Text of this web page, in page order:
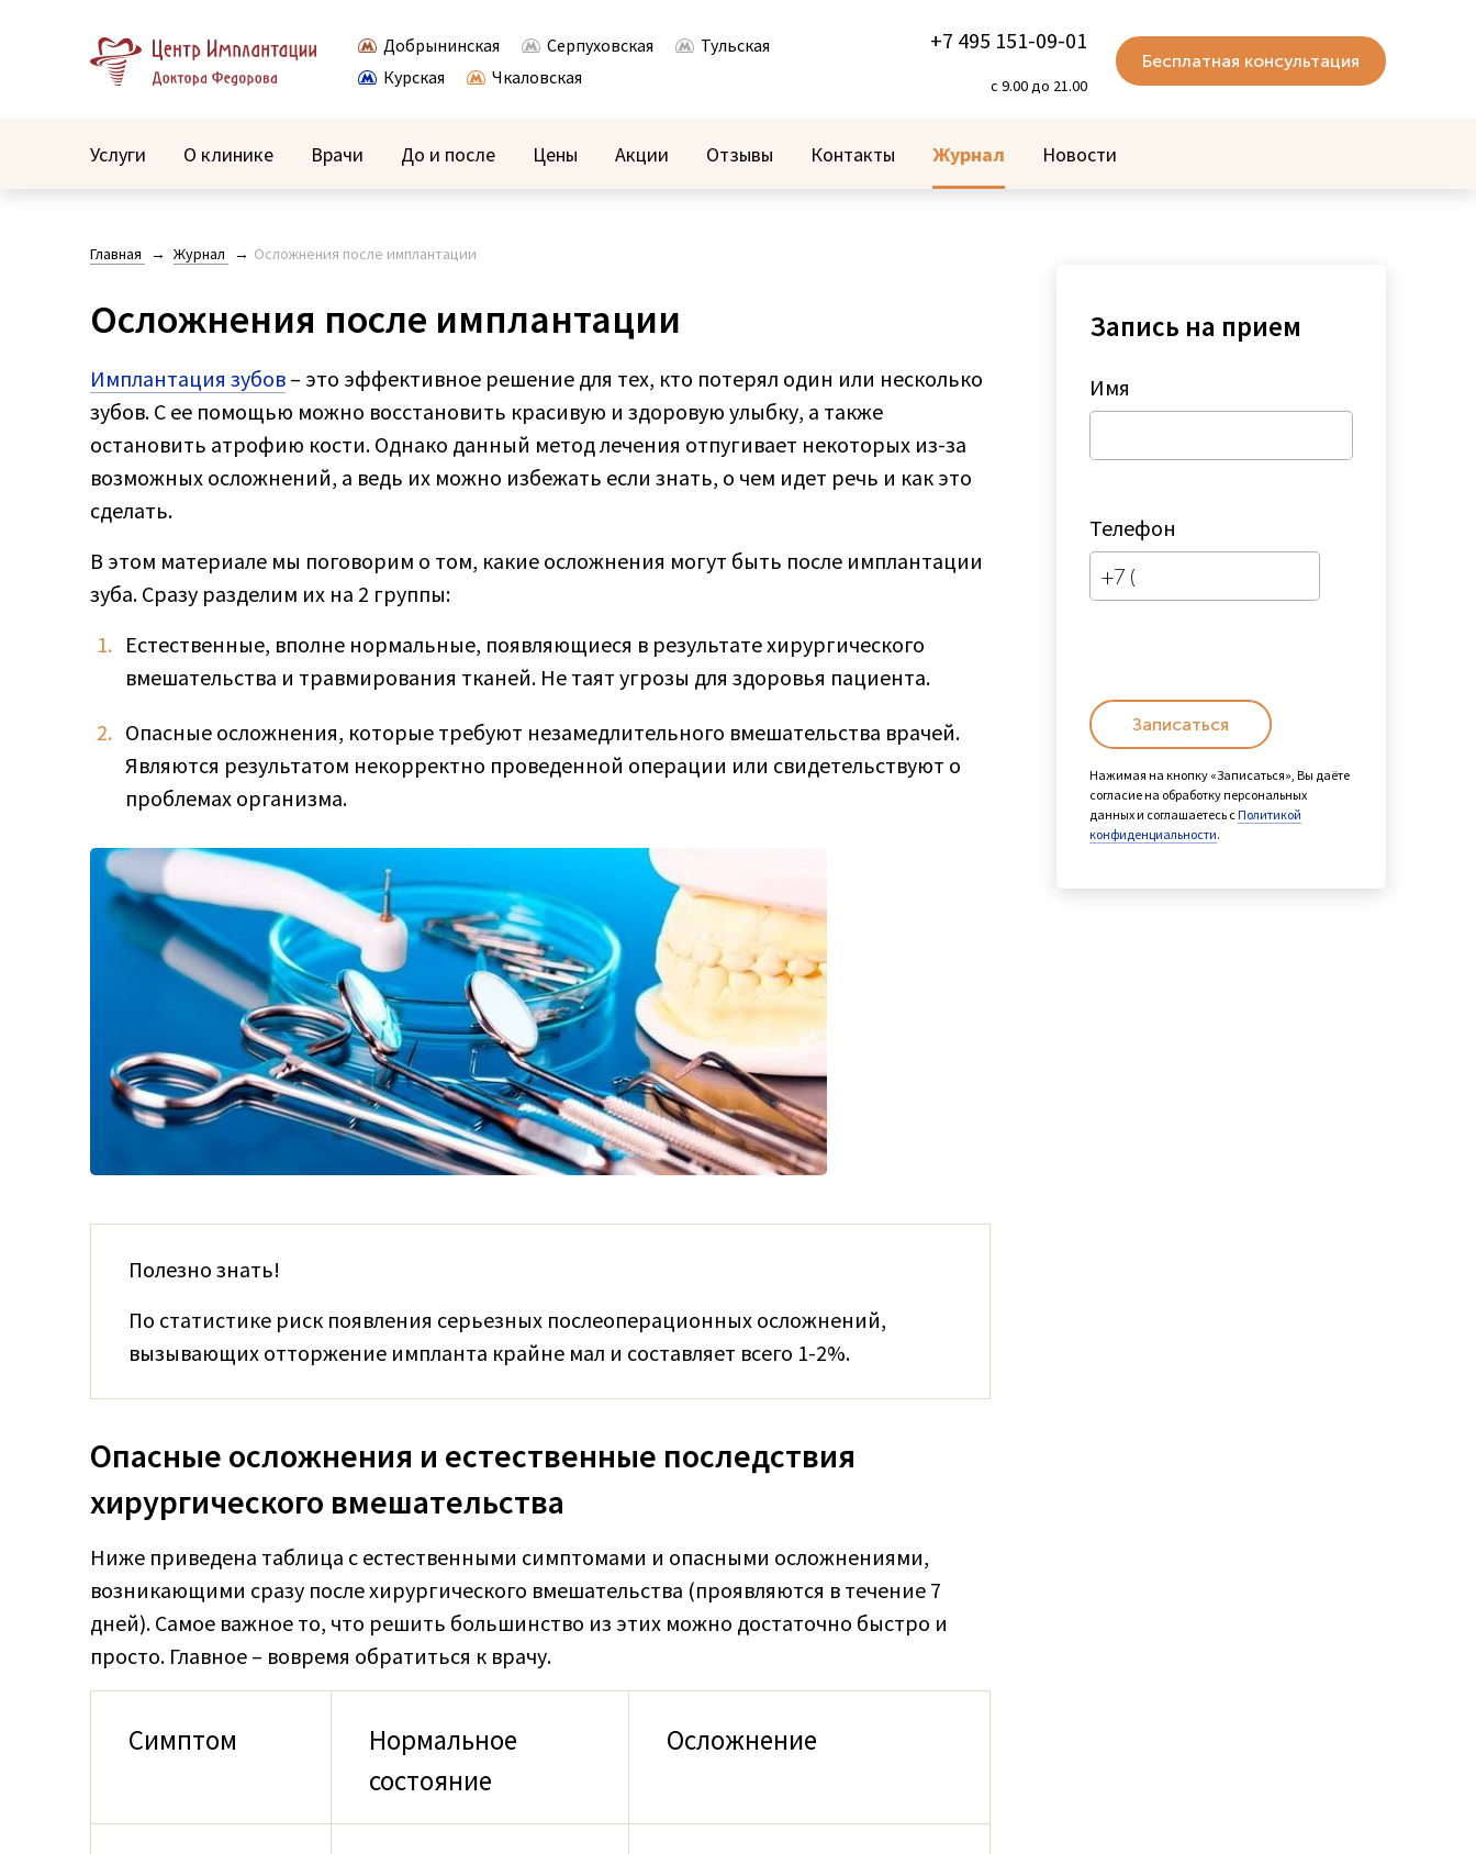
Добрынинская Серпуховская
Тульская
Курская
Чкаловская
+7 495 151-09-01
с 9.00 до 21.00
Бесплатная консультация
Услуги О клинике Врачи До и после Цены Акции Отзывы Контакты Журнал Новости
Главная Журнал Осложнения после имплантации
Осложнения после имплантации
Имплантация зубов – это эффективное решение для тех, кто потерял один или несколько
зубов. С ее помощью можно восстановить красивую и здоровую улыбку, а также
остановить атрофию кости. Однако данный метод лечения отпугивает некоторых из-за
возможных осложнений, а ведь их можно избежать если знать, о чем идет речь и как это
сделать.
В этом материале мы поговорим о том, какие осложнения могут быть после имплантации
зуба. Сразу разделим их на 2 группы:
Естественные, вполне нормальные, появляющиеся в результате хирургического
вмешательства и травмирования тканей. Не таят угрозы для здоровья пациента.
Опасные осложнения, которые требуют незамедлительного вмешательства врачей.
Являются результатом некорректно проведенной операции или свидетельствуют о
проблемах организма.
Полезно знать!
По статистике риск появления серьезных послеоперационных осложнений,
вызывающих отторжение импланта крайне мал и составляет всего 1-2%.
Опасные осложнения и естественные последствия
хирургического вмешательства
Ниже приведена таблица с естественными симптомами и опасными осложнениями,
возникающими сразу после хирургического вмешательства (проявляются в течение 7
дней). Самое важное то, что решить большинство из этих можно достаточно быстро и
просто. Главное – вовремя обратиться к врачу.
Симптом
Нормальное
состояние
Осложнение
Запись на прием
Имя
Телефон
Записаться
Нажимая на кнопку «Записаться», Вы даёте
согласие на обработку персональных
данных и соглашаетесь сПолитикой
конфиденциальности.